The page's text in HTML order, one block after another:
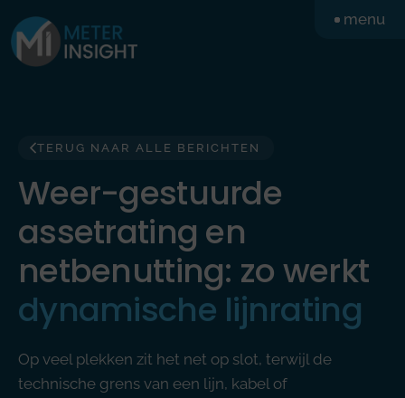
naar
de
menu
TERUG NAAR ALLE BERICHTEN
Weer-gestuurde
assetrating en
netbenutting: zo werkt
dynamische lijnrating
Op veel plekken zit het net op slot, terwijl de
technische grens van een lijn, kabel of